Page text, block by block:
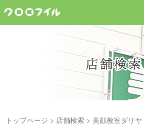
トップページ 店舗検索 美顔教室ダリヤ